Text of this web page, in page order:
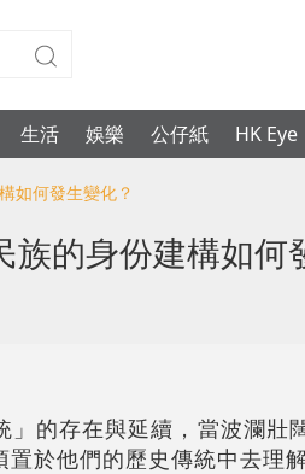
生活 娛樂 公仔紙 HK Eye
如何發生變化？
的身份建構如何
的存在與延續，當波瀾壯
於他們的歷史傳統中去理解